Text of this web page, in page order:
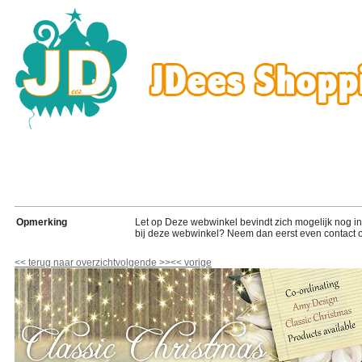
Opmerking
Let op Deze webwinkel bevindt zich mogelijk nog
bij deze webwinkel? Neem dan eerst even contact
<< terug naar overzichtvolgende >><< vorige